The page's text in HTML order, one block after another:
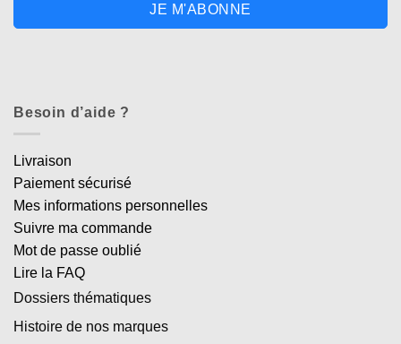
JE M'ABONNE
Besoin d’aide ?
Livraison
Paiement sécurisé
Mes informations personnelles
Suivre ma commande
Mot de passe oublié
Lire la FAQ
Dossiers thématiques
Histoire de nos marques